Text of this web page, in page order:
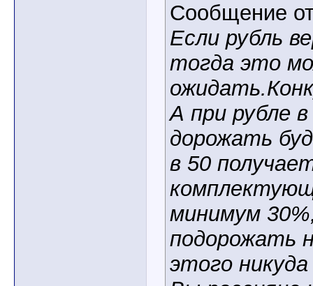
Сообщение
Если рубль
тогда это
А при рубле в
дорожать
в 50
минимум
подорожать
этого